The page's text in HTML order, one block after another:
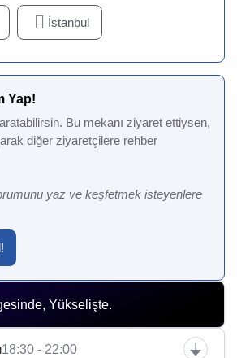
İstanbul
Yap!
Bu mekanı ziyaret ettiysen,
diğer ziyaretçilere rehber
yaz ve keşfetmek isteyenlere
Yükselişte.
18:30 - 22:00